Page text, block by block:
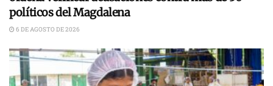
políticos del Magdalena
6 DE AGOSTO DE 2026